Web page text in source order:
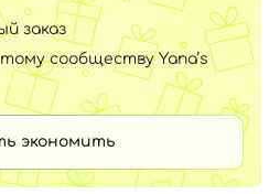
заказ
сообществу Yana’s
экономить